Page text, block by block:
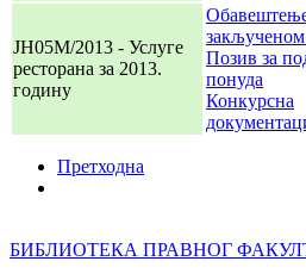
ЈН05М/2013 - Услуге
ресторана за 2013.
годину
Позив за
понуда
Конкурсна
Претходна
БИБЛИОТЕКА ПРАВНОГ